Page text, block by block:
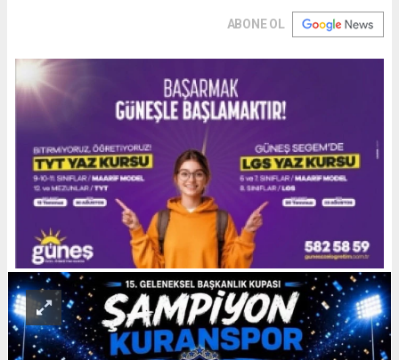
ABONE OL